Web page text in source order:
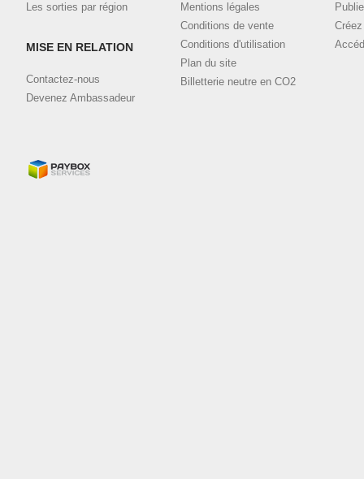
Les sorties par région
MISE EN RELATION
Contactez-nous
Devenez Ambassadeur
Mentions légales
Conditions de vente
Conditions d'utilisation
Plan du site
Billetterie neutre en CO2